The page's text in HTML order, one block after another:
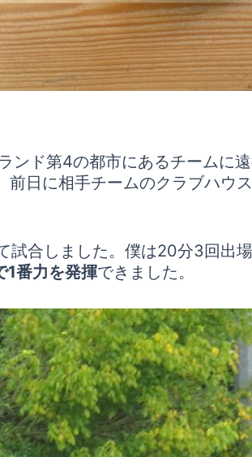
ンド第4の都市にあるチームに
日に相手チームのクラブハウ
合しました。僕は20分3回出場
1番力を発揮できました。